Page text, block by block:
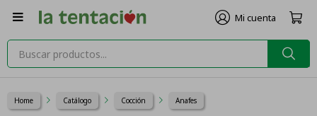

Home Catálogo Cocción Anafes